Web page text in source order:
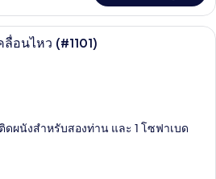
ผ้าม่านกันแสง, เตารีด/โต๊ะรีดผ้า, Wi-
อนไหว (#1101)
ดผนังสำหรับสองท่าน และ 1 โซฟาเบด